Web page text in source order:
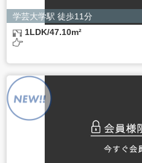
受付時間：平日10：30～17
よるものです。
ただし、必要な項目をいただ
きない場合があります。
学芸大学駅 徒歩11分
1LDK/47.10m²